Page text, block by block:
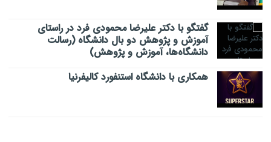
گفتگو با دکتر علیرضا محمودی فرد در راستای
آموزش و پژوهش دو بال دانشگاه (رسالت
دانشگاه‌ها، آموزش و پژوهش)
همکاری با دانشگاه استنفورد کالیفرنیا